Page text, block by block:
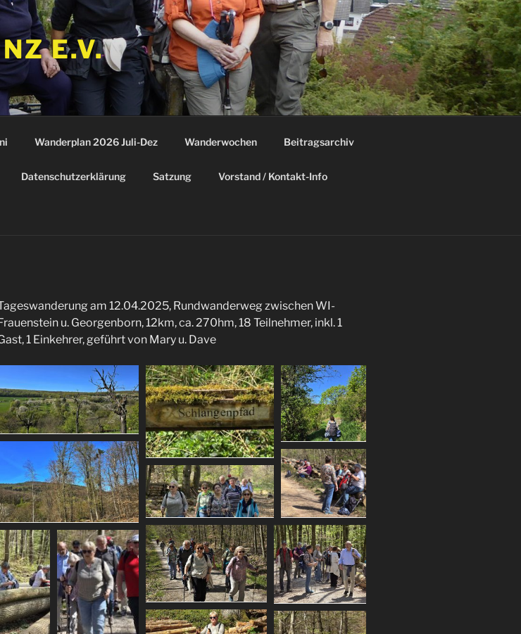
E.V.
Wanderplan 2026 Juli-Dez Wanderwochen Beitragsarchiv
Datenschutzerklärung Satzung Vorstand / Kontakt-Info
am 12.04.2025, Rundwanderweg zwischen WI-
u. Georgenborn, 12km, ca. 270hm, 18 Teilnehmer, inkl. 1
1 Einkehrer, geführt von Mary u. Dave